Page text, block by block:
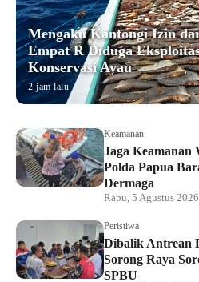
Mengaku Kantongi Izin
Empat R Diduga
Konservasi Ayau
2 jam lalu
Keamanan
Jaga Keamanan
Polda Papua
Dermaga
Rabu, 5 Agustus 2026
Peristiwa
Dibalik Antrean
Sorong Raya
SPBU